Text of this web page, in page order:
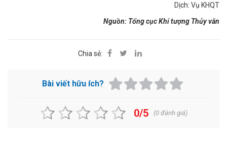
Dịch: Vụ KHQT
Nguồn: Tổng cục Khí tượng Thủy văn
Chia sẻ:
Bài viết hữu ích?
0/5 (0đánh giá)